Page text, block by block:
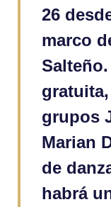
26
marco
grupos
Marian
de
habrá